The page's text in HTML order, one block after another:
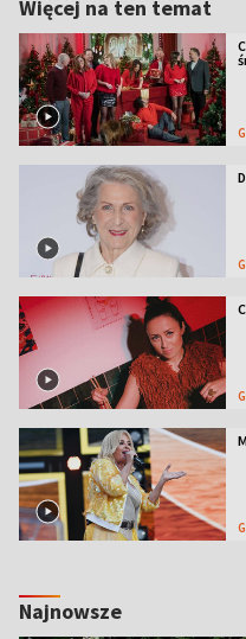
Więcej na ten temat
Najnowsze